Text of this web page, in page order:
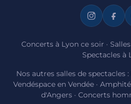
Concerts à Lyon ce soir ·
Spectacles à
Nos autres salles de spectacles :
Vendéspace en Vendée·
d'Angers · Concerts